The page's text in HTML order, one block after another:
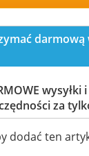
darmową
wysyłki
za
dodać ten